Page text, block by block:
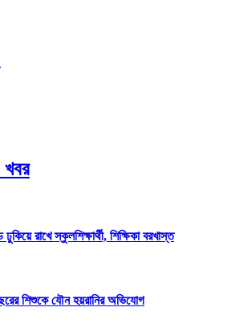
রাখে স্কুলশিক্ষার্থী, শিক্ষিকা বরখাস্ত
শিশুকে যৌন হয়রানির অভিযোগ